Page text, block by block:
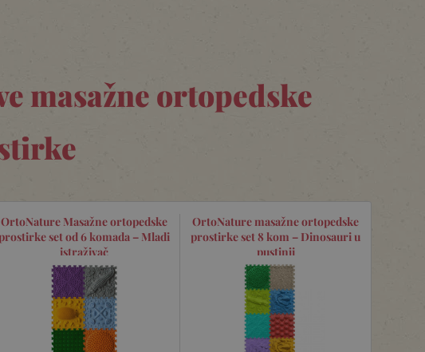
masažne ortopedske
OrtoNature Masažne ortopedske
prostirke set od 6 komada – Mladi
istraživač
OrtoNature masažne ortopedske
prostirke set 8 kom – Dinosauri u
pustinji